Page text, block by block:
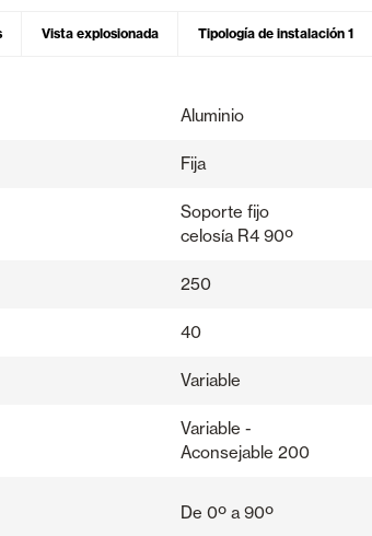
Vista explosionada Tipología de instalación 1
Aluminio
Fija
Soporte fijo
celosía R4 90º
250
40
Variable
Variable -
Aconsejable 200
De 0º a 90º